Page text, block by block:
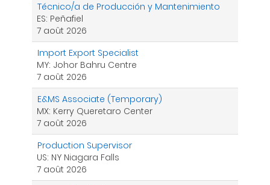
Técnico/a de Producción y Mantenimiento
ES: Peñafiel
7 août 2026
Import Export Specialist
MY: Johor Bahru Centre
7 août 2026
E&MS Associate (Temporary)
MX: Kerry Queretaro Center
7 août 2026
Production Supervisor
US: NY Niagara Falls
7 août 2026